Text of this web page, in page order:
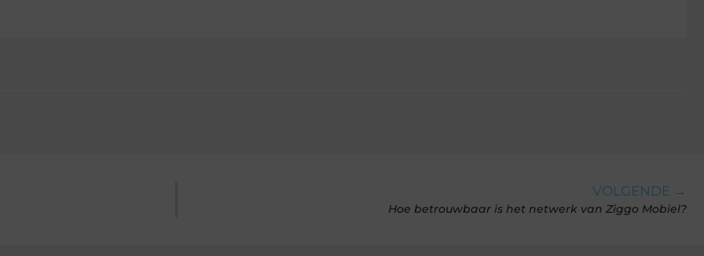
VOLGENDE →
Hoe betrouwbaar is het netwerk van Ziggo Mobiel?